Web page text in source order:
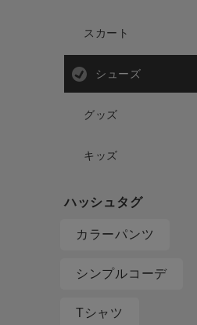
スカート
シューズ
グッズ
キッズ
カラーパンツ
シンプルコーデ
Tシャツ